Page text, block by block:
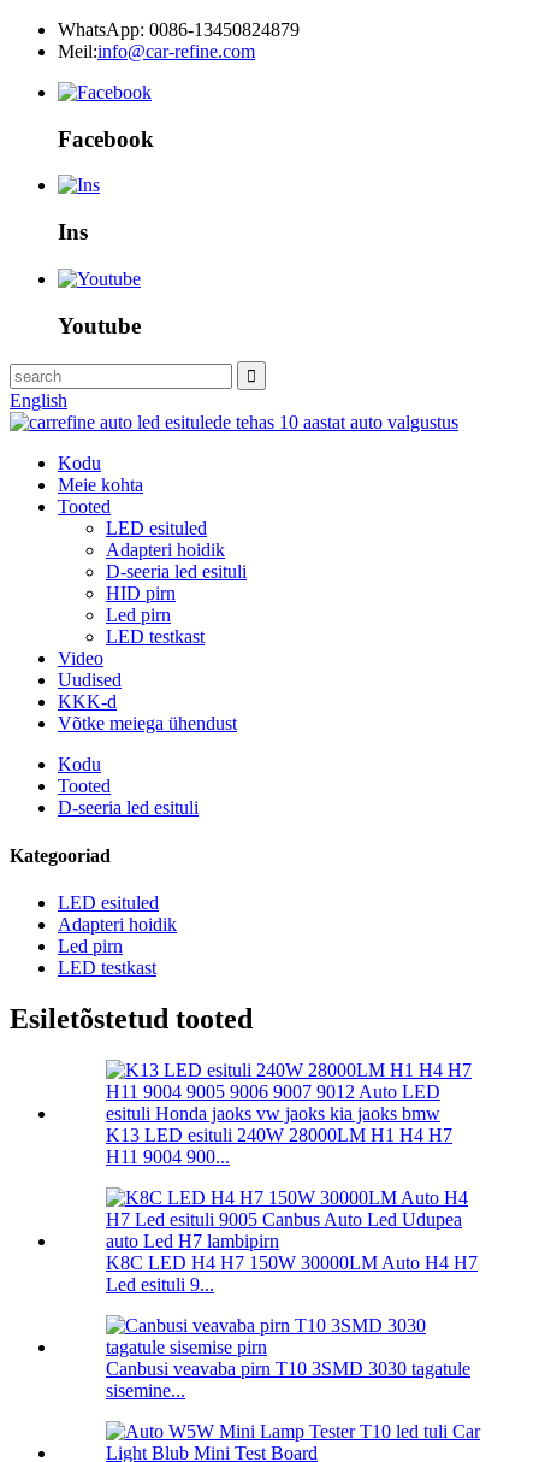
WhatsApp: 0086-13450824879
Meil:info@car-refine.com
Facebook
Ins
Youtube
English
Kodu
Meie kohta
Tooted
LED esituled
Adapteri hoidik
D-seeria led esituli
HID pirn
Led pirn
LED testkast
Video
Uudised
KKK-d
Võtke meiega ühendust
Kodu
Tooted
D-seeria led esituli
Kategooriad
LED esituled
Adapteri hoidik
Led pirn
LED testkast
Esiletõstetud tooted
K13 LED esituli 240W 28000LM H1 H4 H7
H11 9004 900...
K8C LED H4 H7 150W 30000LM Auto H4 H7
Led esituli 9...
Canbusi veavaba pirn T10 3SMD 3030 tagatule
sisemine...